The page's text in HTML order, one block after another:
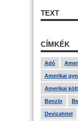
TEXT
CÍMKÉK
Adó
Amerikai
Amerikai
Benzin
Devizahitel